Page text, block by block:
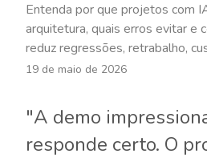
Entenda por que projetos com
arquitetura, quais erros evitar e
reduz regressões, retrabalho,
19 de maio de 2026
"A demo
responde certo. O